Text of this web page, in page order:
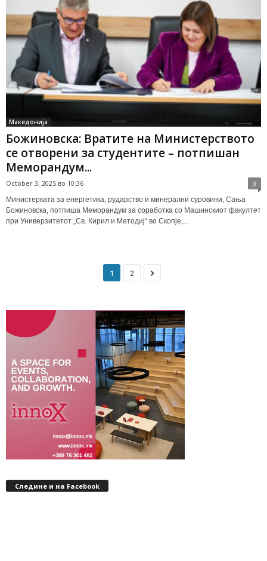
Македонија
Божиновска: Вратите на Министерството
се отворени за студентите – потпишан
Меморандум...
October 3, 2025 во 10:36 0
Министерката за енергетика, рударство и минерални суровини, Сања
Божиновска, потпиша Меморандум за соработка со Машинскиот факултет
при Универзитетот „Св. Кирил и Методиј“ во Скопје,...
1 2
Следине и на Facebook